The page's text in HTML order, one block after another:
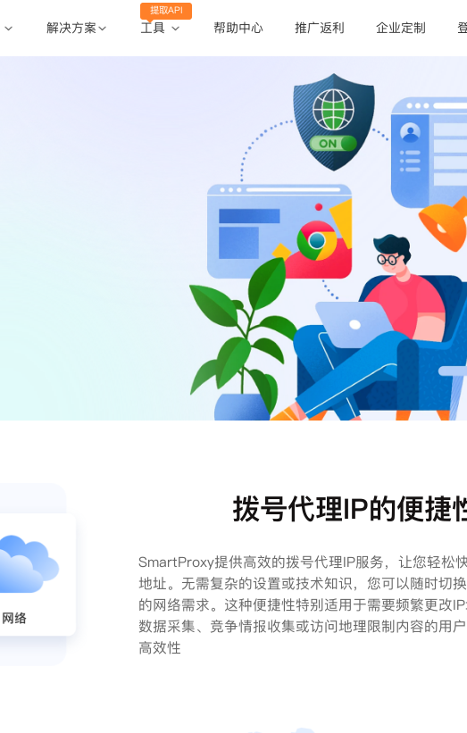
解决方案 工具
提取API
帮助中心 推广返利 企业定制
拨号代理IP的便捷
SmartProxy提供高效的拨号代理IP服务，让您轻松
地址。无需复杂的设置或技术知识，您可以随时切
的网络需求。这种便捷性特别适用于需要频繁更改
数据采集、竞争情报收集或访问地理限制内容的用
高效性